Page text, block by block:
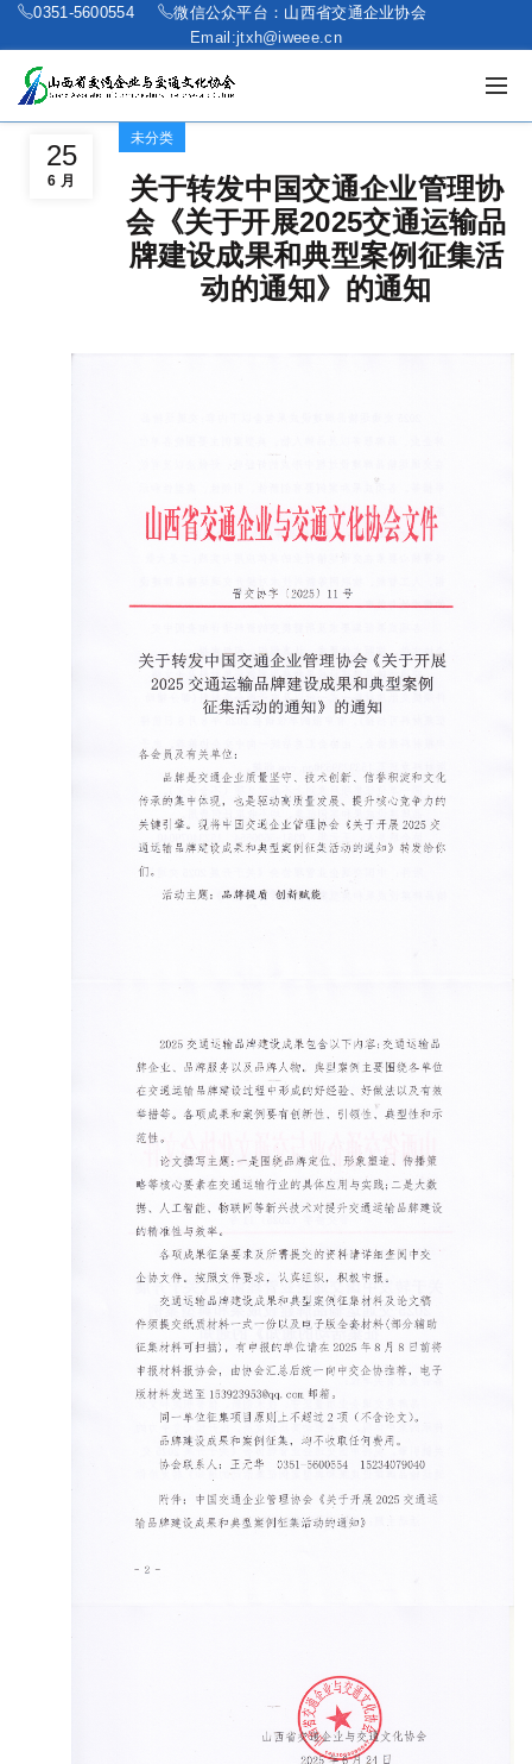
0351-5600554
微信公众平台：山西省交通企业协会
Email:jtxh@iweee.cn
25
6 月
未分类
关于转发中国交通企业管理协
会《关于开展2025交通运输品
牌建设成果和典型案例征集活
动的通知》的通知